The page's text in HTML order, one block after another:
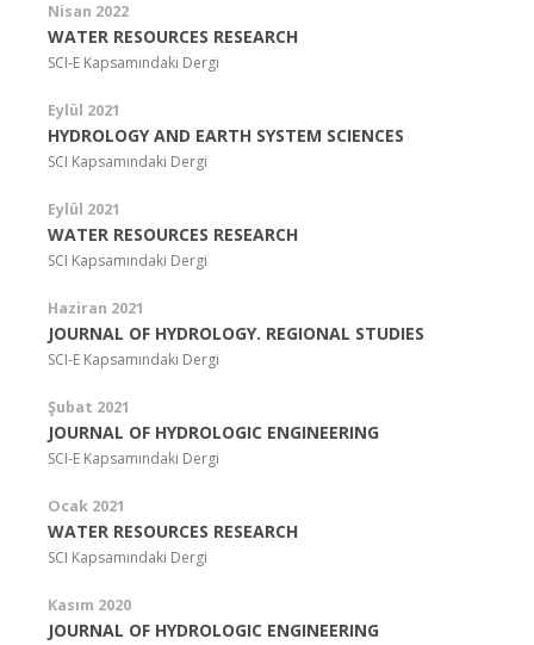
Nisan 2022
WATER RESOURCES RESEARCH
SCI-E Kapsamındaki Dergi
Eylül 2021
HYDROLOGY AND EARTH SYSTEM SCIENCES
SCI Kapsamındaki Dergi
Eylül 2021
WATER RESOURCES RESEARCH
SCI Kapsamındaki Dergi
Haziran 2021
JOURNAL OF HYDROLOGY. REGIONAL STUDIES
SCI-E Kapsamındaki Dergi
Şubat 2021
JOURNAL OF HYDROLOGIC ENGINEERING
SCI-E Kapsamındaki Dergi
Ocak 2021
WATER RESOURCES RESEARCH
SCI Kapsamındaki Dergi
Kasım 2020
JOURNAL OF HYDROLOGIC ENGINEERING